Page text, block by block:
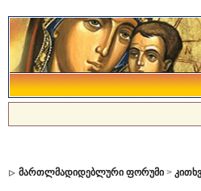
მართლმადიდებლური ფორუმი>